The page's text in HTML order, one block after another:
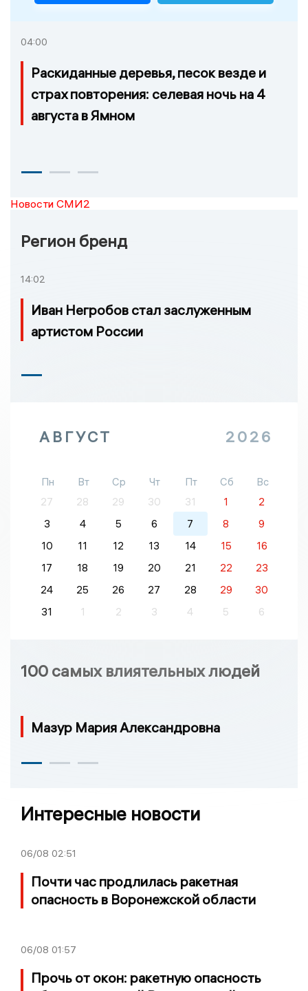
04:00
Раскиданные деревья, песок везде и
страх повторения: селевая ночь на 4
августа в Ямном
Новости СМИ2
Регион бренд
14:02
Иван Негробов стал заслуженным
артистом России
АВГУСТ 2026
Пн Вт Ср Чт Пт Сб
Вс
27
28 29 30 31 1
2
3
4 5 6 7 8
9
10
11 12 13 14 15
16
17
18 19 20 21 22
23
24
25 26 27 28 29
30
31
1 2 3 4 5 6
100 самых влиятельных людей
Мазур Мария Александровна
Интересные новости
06/08 02:51
Почти час продлилась ракетная
опасность в Воронежской области
06/08 01:57
Прочь от окон: ракетную опасность